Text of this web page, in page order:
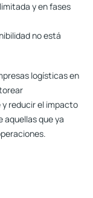
y en fases
no está
logísticas en
reducir el impacto
que ya